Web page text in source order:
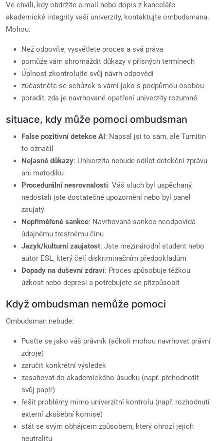
Ve chvíli, kdy obdržíte e-mail nebo dopis z kanceláře
akademické integrity vaší univerzity, kontaktujte ombudsmana.
Mohou:
Než odpovíte, vysvětlete proces a svá práva
pomůže vám shromáždit důkazy v přísných termínech
Úplnost zkontrolujte svůj návrh odpovědi
zúčastněte se schůzek s vámi jako s podpůrnou osobou
poradit, zda je navrhované opatření univerzity rozumné
situace, kdy může pomoci ombudsman
False pozitivní detekce AI: Napsal jsi to sám, ale Turnitin
to označil
Nejasné důkazy: Univerzita nebude sdílet detekční zprávu
ani metodiku
Procedurální nesrovnalosti: Váš sluch byl uspěchaný,
nedostali jste dostatečné upozornění nebo byl panel
zaujatý
Nepřiměřené sankce: Navrhovaná sankce neodpovídá
údajnému trestnému činu
Jazyk/kulturní zaujatost: Jste mezinárodní student nebo
autor ESL, který čelí diskriminačním předpokladům
Dopady na duševní zdraví: Proces způsobuje těžkou
úzkost nebo depresi a potřebujete se přizpůsobit
Když ombudsman nemůže pomoci
Ombudsman nebude:
Pusťte se jako váš právník (ačkoli mohou navrhovat právní
zdroje)
zaručit konkrétní výsledek
zasahovat do akademického úsudku (např. přehodnotit
svůj papír)
řešit problémy mimo univerzitní kontrolu (např. rozhodnutí
externí zkušební komise)
stát se svým obhájcem způsobem, který ohrozí jejich
neutralitu